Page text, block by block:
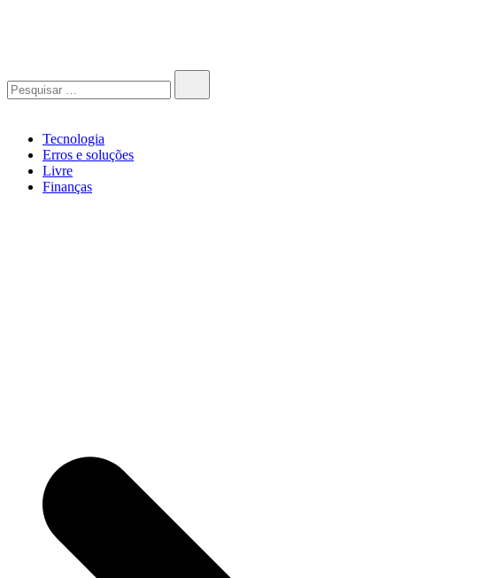
Tecnologia
Erros e soluções
Livre
Finanças